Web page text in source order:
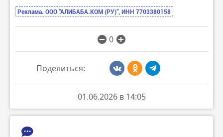
Реклама. ООО “АЛИБАБА.КОМ (РУ)”, ИНН 7703380158
0
Поделиться:
01.06.2026 в 14:05